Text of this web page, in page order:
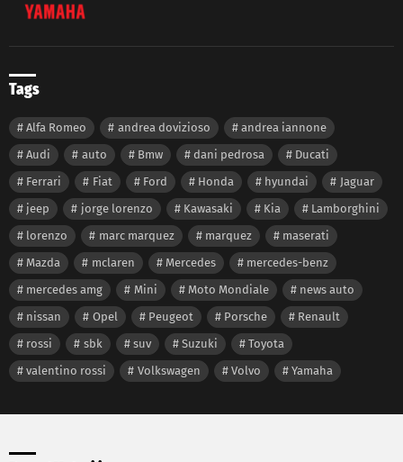
Tags
Alfa Romeo andrea dovizioso
andrea iannone
Audi
auto Bmw dani pedrosa
Ducati
Ferrari
Fiat Ford Honda hyundai
Jaguar
jeep
jorge lorenzo Kawasaki Kia
Lamborghini
lorenzo
marc marquez marquez
maserati
Mazda
mclaren Mercedes
mercedes-benz
mercedes amg
Mini Moto Mondiale
news auto
nissan
Opel Peugeot Porsche
Renault
rossi
sbk suv Suzuki
Toyota
valentino rossi
Volkswagen Volvo Yamaha